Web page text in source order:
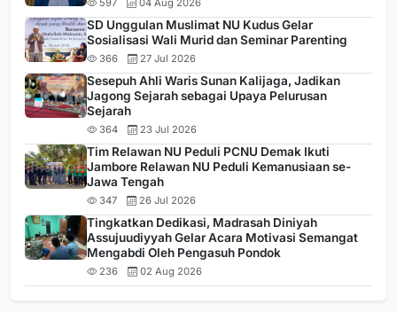
597 04 Aug 2026
SD Unggulan Muslimat NU Kudus Gelar
Sosialisasi Wali Murid dan Seminar Parenting
366 27 Jul 2026
Sesepuh Ahli Waris Sunan Kalijaga, Jadikan
Jagong Sejarah sebagai Upaya Pelurusan
Sejarah
364 23 Jul 2026
Tim Relawan NU Peduli PCNU Demak Ikuti
Jambore Relawan NU Peduli Kemanusiaan se-
Jawa Tengah
347 26 Jul 2026
Tingkatkan Dedikasi, Madrasah Diniyah
Assujuudiyyah Gelar Acara Motivasi Semangat
Mengabdi Oleh Pengasuh Pondok
236 02 Aug 2026